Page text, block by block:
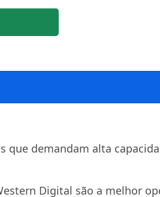
que demandam alta
Digital são a melhor